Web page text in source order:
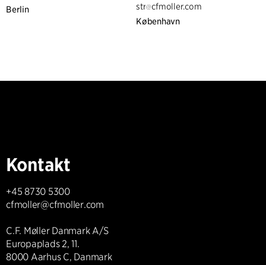
Berlin
str
cfmoller.com
København
Kontakt
+45 8730 5300
cfmoller@cfmoller.com
C.F. Møller Danmark A/S
Europaplads 2, 11.
8000 Aarhus C, Danmark